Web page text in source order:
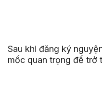
Sau khi đăng ký
mốc quan trọng để trở